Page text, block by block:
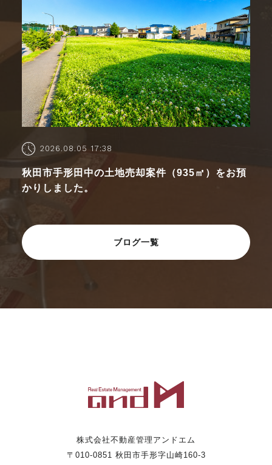
2026.08.05 17:38
秋田市手形田中の土地売却案件（935㎡）をお預
かりしました。
ブログ一覧
株式会社不動産管理アンドエム
〒010-0851 秋田市手形字山崎160-3